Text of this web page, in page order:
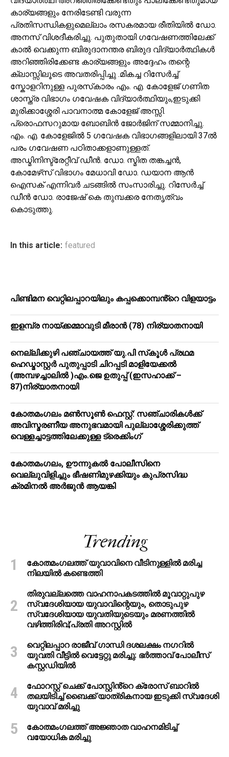
കാര്യങ്ങളും നേരിടേണ്ടി വരുന്ന
പ്രതിസന്ധികളുമെല്ലാം രസകരമായ രീതിയിൽ ഡോ.
അനസ് വിശദീകരിച്ചു. പുതുതായി ഗവേഷണത്തിലേക്ക്
കാൽ വെക്കുന്ന ബിരുദാനന്തര ബിരുദ വിദ്യാർത്ഥികൾ
അറിഞ്ഞിരിക്കേണ്ട കാര്യങ്ങളും അദ്ദേഹം തന്റെ
ക്ലാസ്സിലൂടെ അവതരിപ്പിച്ചു .മികച്ച റിസേർച്ച്
സ്കോളറിനുള്ള പുരസ്‌കാരം എം. എ. കോളേജ് ഗണിത
ശാസ്ത്ര വിഭാഗം ഗവേഷക വിദ്യാർത്ഥിയും,ഇടുക്കി
മുരിക്കാശ്ശേരി പാവനാത്മ കോളേജ് അസ്സി.
പ്രൊഫസറുമായ ബോബിൻ ജോർജിന് സമ്മാനിച്ചു.
എം. എ. കോളേജിൽ 5 ഗവേഷക വിഭാഗങ്ങളിലായി 37ൽ
പരം ഗവേഷണ പഠിതാക്കളാണുള്ളത്.
അഡ്മിനിസ്ട്രേറ്റീവ് ഡീൻ. ഡോ. സ്മിത തങ്കച്ചൻ,
കോമേഴ്‌സ് വിഭാഗം മേധാവി ഡോ. ഡയാന ആൻ
ഐസക് എന്നിവർ ചടങ്ങിൽ സംസാരിച്ചു. റിസേർച്ച്
ഡീൻ ഡോ. രാജേഷ് കെ തുമ്പക്കര നേതൃത്വം
കൊടുത്തു.
In this article: featured
പിണ്ടിമന വെറ്റിലപ്പാറയിലും കപ്പക്കൊമ്പൻ്റെ വിളയാട്ടം
ഇളമ്പ്ര നായ്ക്കമ്മാവുടി മീരാൻ (78) നിര്യാതനായി
നെല്ലിക്കുഴി പഞ്ചായത്ത് യു.പി സ്‌കൂൾ പ്രഥമ
ഹെഡ്മാസ്റ്റർ പുതുപ്പാടി ചിറപ്പടി മാളിയേക്കൽ
(അമ്പഴച്ചാലിൽ )എം.ജെ ഉതുപ്പ് (ഇസഹാക്ക് –
87)നിര്യാതനായി
കോതമംഗലം മൺസൂൺ ഫെസ്റ്റ്: സഞ്ചാരികൾക്ക്
അവിസ്മരണീയ അനുഭവമായി പുല്ലാശ്ശേരിക്കുത്ത്
വെള്ളച്ചാട്ടത്തിലേക്കുള്ള ട്രെക്കിംഗ്
കോതമംഗലം, ഊന്നുകൽ പോലീസിനെ
വെല്ലുവിളിച്ചും ഭീഷണിമുഴക്കിയും കുപ്രസിദ്ധ
ക്രമിനല്‍ അര്‍ജുന്‍ ആയങ്കി
Trending
കോതമംഗലത്ത് യുവാവിനെ വീടിനുള്ളിൽ മരിച്ച
നിലയിൽ കണ്ടെത്തി
തിരുവല്ലത്തെ വാഹനാപകടത്തില്‍ മൂവാറ്റുപുഴ
സ്വദേശിയായ യുവാവിന്റെയും, തൊടുപുഴ
സ്വദേശിയായ യുവതിയുടെയും മരണത്തില്‍
വഴിത്തിരിവ്;പ്രതി അറസ്റ്റില്‍
വെറ്റിലപ്പാറ രാജീവ് ഗാന്ധി ദശലക്ഷം നഗറിൽ
യുവതി വീട്ടിൽ വെട്ടേറ്റു മരിച്ചു: ഭർത്താവ് പോലീസ്
കസ്റ്റഡിയിൽ
ഫോറസ്റ്റ് ചെക്ക് പോസ്റ്റിൻ്റെ ക്രോസ് ബാറില്‍
തലയിടിച്ച് ബൈക്ക് യാത്രികനായ ഇടുക്കി സ്വദേശി
യുവാവ് മരിച്ചു
കോതമംഗലത്ത് അജ്ഞാത വാഹനമിടിച്ച്
വയോധിക മരിച്ചു